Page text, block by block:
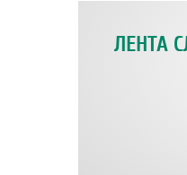
ЛЕНТА